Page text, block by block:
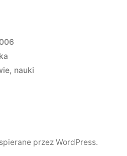
, nauki
przez WordPress.